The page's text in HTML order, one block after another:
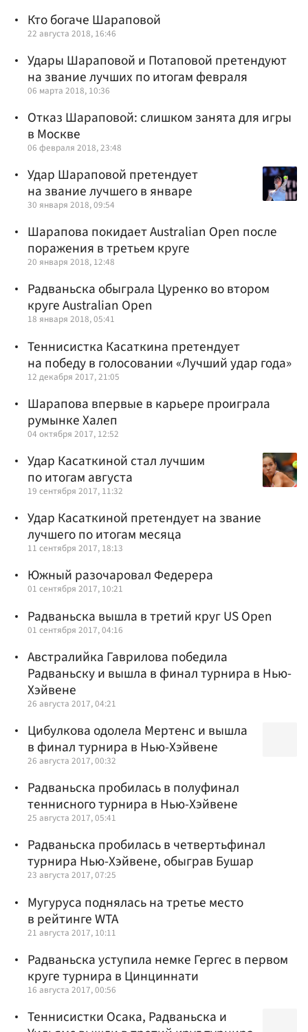
Кто богаче Шараповой
22 августа 2018, 16:46
Удары Шараповой и Потаповой претендуют
на звание лучших по итогам февраля
06 марта 2018, 10:36
Отказ Шараповой: слишком занята для игры
в Москве
06 февраля 2018, 23:48
Удар Шараповой претендует
на звание лучшего в январе
30 января 2018, 09:54
Шарапова покидает Australian Open после
поражения в третьем круге
20 января 2018, 12:48
Радваньска обыграла Цуренко во втором
круге Australian Open
18 января 2018, 05:41
Теннисистка Касаткина претендует
на победу в голосовании «Лучший удар года»
12 декабря 2017, 21:05
Шарапова впервые в карьере проиграла
румынке Халеп
04 октября 2017, 12:52
Удар Касаткиной стал лучшим
по итогам августа
19 сентября 2017, 11:32
Удар Касаткиной претендует на звание
лучшего по итогам месяца
11 сентября 2017, 18:13
Южный разочаровал Федерера
01 сентября 2017, 10:21
Радваньска вышла в третий круг US Open
01 сентября 2017, 04:16
Австралийка Гаврилова победила
Радваньску и вышла в финал турнира в Нью-
Хэйвене
26 августа 2017, 04:21
Цибулкова одолела Мертенс и вышла
в финал турнира в Нью-Хэйвене
26 августа 2017, 00:32
Радваньска пробилась в полуфинал
теннисного турнира в Нью-Хэйвене
25 августа 2017, 05:41
Радваньска пробилась в четвертьфинал
турнира Нью-Хэйвене, обыграв Бушар
23 августа 2017, 07:25
Мугуруса поднялась на третье место
в рейтинге WTA
21 августа 2017, 10:11
Радваньска уступила немке Гергес в первом
круге турнира в Цинциннати
16 августа 2017, 00:56
Теннисистки Осака, Радваньска и